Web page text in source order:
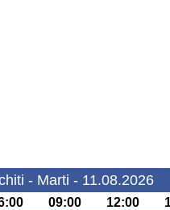
- Marti - 11.08.2026
09:00 12:00